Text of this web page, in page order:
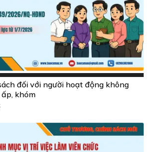
đối với người hoạt động không
khóm